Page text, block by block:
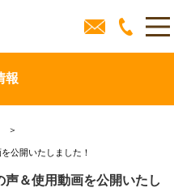
報
公開いたしました！
声＆使用動画を公開いたし